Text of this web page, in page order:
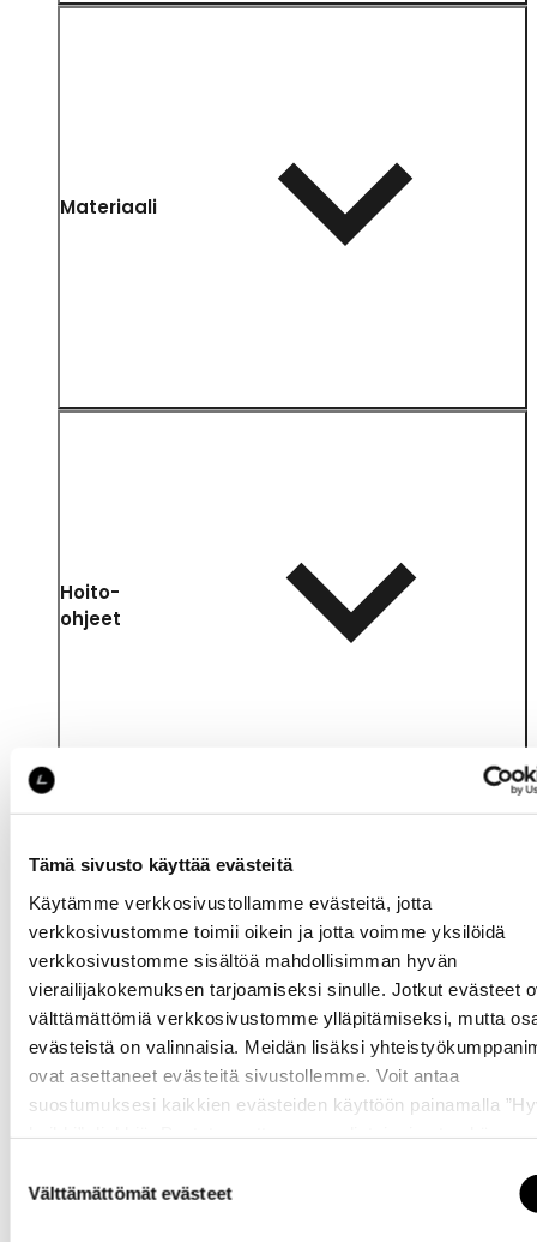
Tämä sivusto käyttää evästeitä
Käytämme verkkosivustollamme evästeitä, jotta
verkkosivustomme toimii oikein ja jotta voimme yksilöidä
verkkosivustomme sisältöä mahdollisimman hyvän
vierailijakokemuksen tarjoamiseksi sinulle. Jotkut evästeet
välttämättömiä verkkosivustomme ylläpitämiseksi, mutta
evästeistä on valinnaisia. Meidän lisäksi
ovat asettaneet evästeitä sivustollemme. Voit antaa
suostumuksesi kaikkien evästeiden käyttöön painamalla
valinta
Välttämättömät evästeet
Materiaali
Hoito-
ohjeet
Katso saatavuus
myymälässä